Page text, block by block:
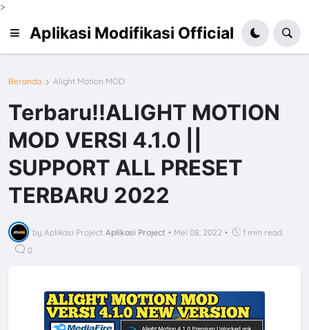
>
Aplikasi Modifikasi Official
Beranda Alight Motion MOD
Terbaru‼️ALIGHT MOTION
MOD VERSI 4.1.0 ||
SUPPORT ALL PRESET
TERBARU 2022
by Aplikasi Project Aplikasi Project • Mei 08, 2022 •
1 min read
0